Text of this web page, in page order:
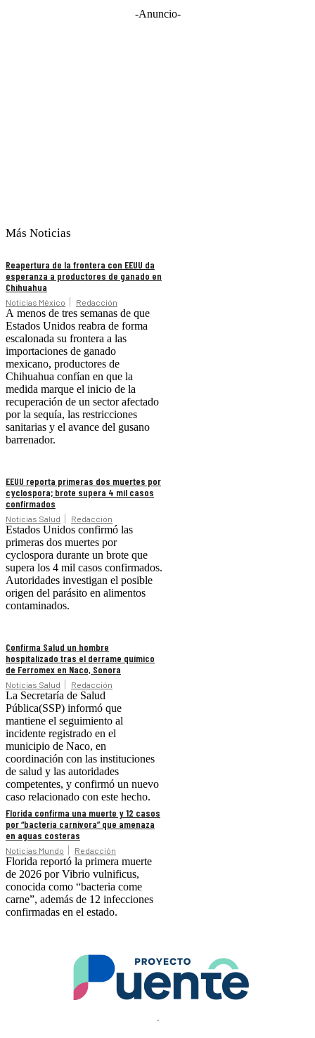
-Anuncio-
Más Noticias
Reapertura de la frontera con EEUU da
esperanza a productores de ganado en
Chihuahua
Noticias México Redacción
A menos de tres semanas de que
Estados Unidos reabra de forma
escalonada su frontera a las
importaciones de ganado
mexicano, productores de
Chihuahua confían en que la
medida marque el inicio de la
recuperación de un sector afectado
por la sequía, las restricciones
sanitarias y el avance del gusano
barrenador.
EEUU reporta primeras dos muertes por
cyclospora; brote supera 4 mil casos
confirmados
Noticias Salud Redacción
Estados Unidos confirmó las
primeras dos muertes por
cyclospora durante un brote que
supera los 4 mil casos confirmados.
Autoridades investigan el posible
origen del parásito en alimentos
contaminados.
Confirma Salud un hombre
hospitalizado tras el derrame químico
de Ferromex en Naco, Sonora
Noticias Salud Redacción
La Secretaría de Salud
Pública(SSP) informó que
mantiene el seguimiento al
incidente registrado en el
municipio de Naco, en
coordinación con las instituciones
de salud y las autoridades
competentes, y confirmó un nuevo
caso relacionado con este hecho.
Florida confirma una muerte y 12 casos
por “bacteria carnívora” que amenaza
en aguas costeras
Noticias Mundo Redacción
Florida reportó la primera muerte
de 2026 por Vibrio vulnificus,
conocida como “bacteria come
carne”, además de 12 infecciones
confirmadas en el estado.
.